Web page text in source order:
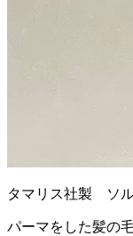
タマリス社製 ソ
パーマをした髪の